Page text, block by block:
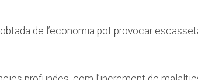
de l’economia⁣ pot provocar